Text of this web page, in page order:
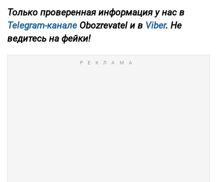
Только проверенная информация у нас в
Telegram-канале Obozrevatel и в Viber. Не
ведитесь на фейки!